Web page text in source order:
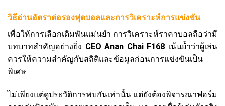
วิธีอ่านอัตราต่อรองฟุตบอลและการวิเคราะห์การแข่งขัน
เพื่อให้การเลือกเดิมพันแม่นยำ การวิเคราะห์ราคาบอลถือว่ามี
บทบาทสำคัญอย่างยิ่ง CEO Anan Chai F168 เน้นย้ำว่าผู้เล่น
ควรให้ความสำคัญกับสถิติและข้อมูลก่อนการแข่งขันเป็น
พิเศษ
ไม่เพียงแต่ดูประวัติการพบกันเท่านั้น แต่ยังต้องพิจารณาฟอร์ม